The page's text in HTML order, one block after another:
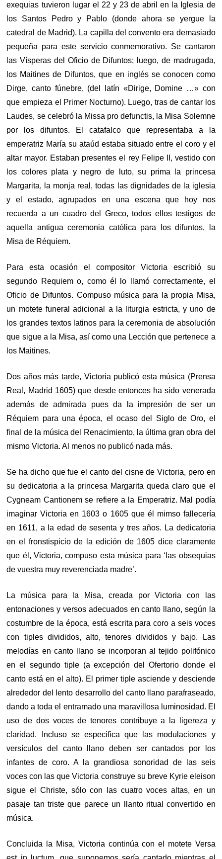
exequias tuvieron lugar el 22 y 23 de abril en la Iglesia de
los Santos Pedro y Pablo (donde ahora se yergue la
catedral de Madrid). La capilla del convento era demasiado
pequeña para este servicio conmemorativo. Se cantaron
las Vísperas del Oficio de Difuntos; luego, de madrugada,
los Maitines de Difuntos, que en inglés se conocen como
Dirge, canto fúnebre, (del latín «Dirige, Domine …» con
que empieza el Primer Nocturno). Luego, tras de cantar los
Laudes, se celebró la Missa pro defunctis, la Misa Solemne
por los difuntos. El catafalco que representaba a la
emperatriz María su ataúd estaba situado entre el coro y el
altar mayor. Estaban presentes el rey Felipe II, vestido con
los colores plata y negro de luto, su prima la princesa
Margarita, la monja real, todas las dignidades de la iglesia
y el estado, agrupados en una escena que hoy nos
recuerda a un cuadro del Greco, todos ellos testigos de
aquella antigua ceremonia católica para los difuntos, la
Misa de Réquiem.
Para esta ocasión el compositor Victoria escribió su
segundo Requiem o, como él lo llamó correctamente, el
Oficio de Difuntos. Compuso música para la propia Misa,
un motete funeral adicional a la liturgia estricta, y uno de
los grandes textos latinos para la ceremonia de absolución
que sigue a la Misa, así como una Lección que pertenece a
los Maitines.
Dos años más tarde, Victoria publicó esta música (Prensa
Real, Madrid 1605) que desde entonces ha sido venerada
además de admirada pues da la impresión de ser un
Réquiem para una época, el ocaso del Siglo de Oro, el
final de la música del Renacimiento, la última gran obra del
mismo Victoria. Al menos no publicó nada más.
Se ha dicho que fue el canto del cisne de Victoria, pero en
su dedicatoria a la princesa Margarita queda claro que el
Cygneam Cantionem se refiere a la Emperatriz. Mal podía
imaginar Victoria en 1603 o 1605 que él mimso fallecería
en 1611, a la edad de sesenta y tres años. La dedicatoria
en el fronstispicio de la edición de 1605 dice claramente
que él, Victoria, compuso esta música para ‘las obsequias
de vuestra muy reverenciada madre’.
La música para la Misa, creada por Victoria con las
entonaciones y versos adecuados en canto llano, según la
costumbre de la época, está escrita para coro a seis voces
con tiples divididos, alto, tenores divididos y bajo. Las
melodías en canto llano se incorporan al tejido polifónico
en el segundo tiple (a excepción del Ofertorio donde el
canto está en el alto). El primer tiple asciende y desciende
alrededor del lento desarrollo del canto llano parafraseado,
dando a toda el entramado una maravillosa luminosidad. El
uso de dos voces de tenores contribuye a la ligereza y
claridad. Incluso se especifica que las modulaciones y
versículos del canto llano deben ser cantados por los
infantes de coro. A la grandiosa sonoridad de las seis
voces con las que Victoria construye su breve Kyrie eleison
sigue el Christe, sólo con las cuatro voces altas, en un
pasaje tan triste que parece un llanto ritual convertido en
música.
Concluida la Misa, Victoria continúa con el motete Versa